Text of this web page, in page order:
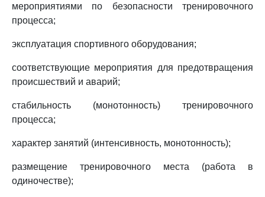
мероприятиями по безопасности тренировочного
процесса;
эксплуатация спортивного оборудования;
соответствующие мероприятия для предотвращения
происшествий и аварий;
стабильность (монотонность) тренировочного
процесса;
характер занятий (интенсивность, монотонность);
размещение тренировочного места (работа в
одиночестве);